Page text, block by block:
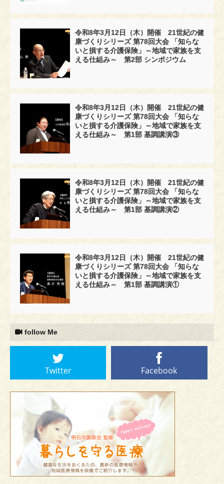
令和8年3月12日（木）開催 21世紀の健
康づくりシリーズ 第78回大会 「知らな
いと損する介護保険」～地域で家族を支
える仕組み～ 第2部 シンポジウム
令和8年3月12日（木）開催 21世紀の健
康づくりシリーズ 第78回大会 「知らな
いと損する介護保険」～地域で家族を支
える仕組み～ 第1部 基調講演③
令和8年3月12日（木）開催 21世紀の健
康づくりシリーズ 第78回大会 「知らな
いと損する介護保険」～地域で家族を支
える仕組み～ 第1部 基調講演②
令和8年3月12日（木）開催 21世紀の健
康づくりシリーズ 第78回大会 「知らな
いと損する介護保険」～地域で家族を支
える仕組み～ 第1部 基調講演①
follow Me
Twitter Facebook